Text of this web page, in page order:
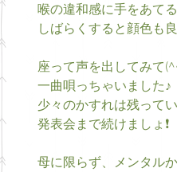
喉の違和感に手をあてる
しばらくすると顔色も
座って声を出してみて
一曲唄っちゃいました♪
少々のかすれは残ってい
発表会まで続けましょ❗️
母に限らず、メンタル